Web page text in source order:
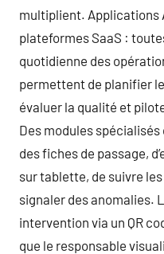
multiplient. Applications
plateformes SaaS :
quotidienne des
permettent de planifier
évaluer la qualité et
Des modules
des fiches de passage,
sur tablette, de suivre
signaler des anomalies.
intervention via un QR
que le responsable